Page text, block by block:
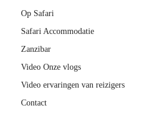
Op Safari
Safari Accommodatie
Zanzibar
Video Onze vlogs
Video ervaringen van reizigers
Contact